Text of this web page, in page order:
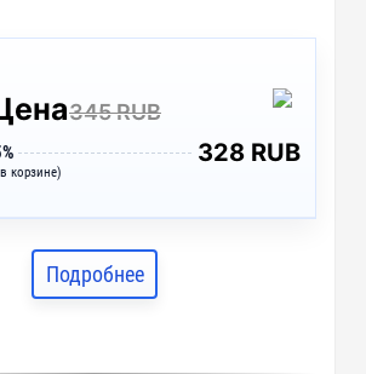
345 RUB
корзине)
328 RUB
Подробнее